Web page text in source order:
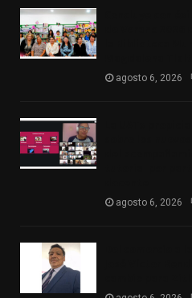
agosto 6, 2026
agosto 6, 2026